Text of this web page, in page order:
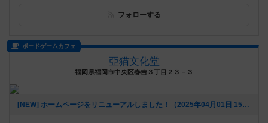
フォローする
ボードゲームカフェ
亞猫文化堂
福岡県福岡市中央区春吉３丁目２３－３
[NEW] ホームページをリニューアルしました！（2025年04月01日 15時56分）